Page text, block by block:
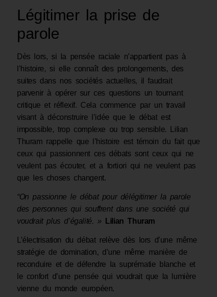
Légitimer la prise de
parole
Dès lors, si la pensée raciale n’appartient pas à
l’histoire, si elle connaît des prolongements, des
suites dans nos sociétés actuelles, il faudrait
parvenir à opérer sur ces questions un tournant
critique et réflexif. Cela commence par un travail
visant à déconstruire l’idée que le débat est
impossible, trop complexe ou trop sensible. Lilian
Thuram rappelle que l’histoire est témoin du fait que
ceux qui passionnent ces débats sont ceux qui ne
veulent pas écouter, et a fortiori qui ne veulent pas
que les choses changent.
“On passionne le débat pour délégitimer la parole
des personnes qui souffrent dans une société qui
voudrait plus d’égalité. »
Lilian Thuram
L’électrisation du débat relève dès lors d’une même
stratégie de domination, d’une même manière de
reconduire et de défendre la suprématie blanche et
le confort d’une pensée qui voudrait que la lumière
vienne du monde européen.